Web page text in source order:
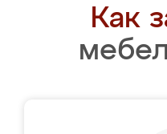
Как